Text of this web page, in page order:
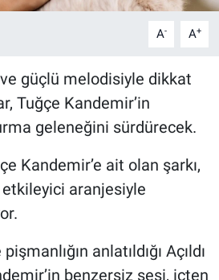
A- A+
güçlü melodisiyle dikkat
Tuğçe Kandemir’in
geleneğini sürdürecek.
Kandemir’e ait olan şarkı,
etkileyici aranjesiyle
anlatıldığı Açıldı
benzersiz sesi, içten